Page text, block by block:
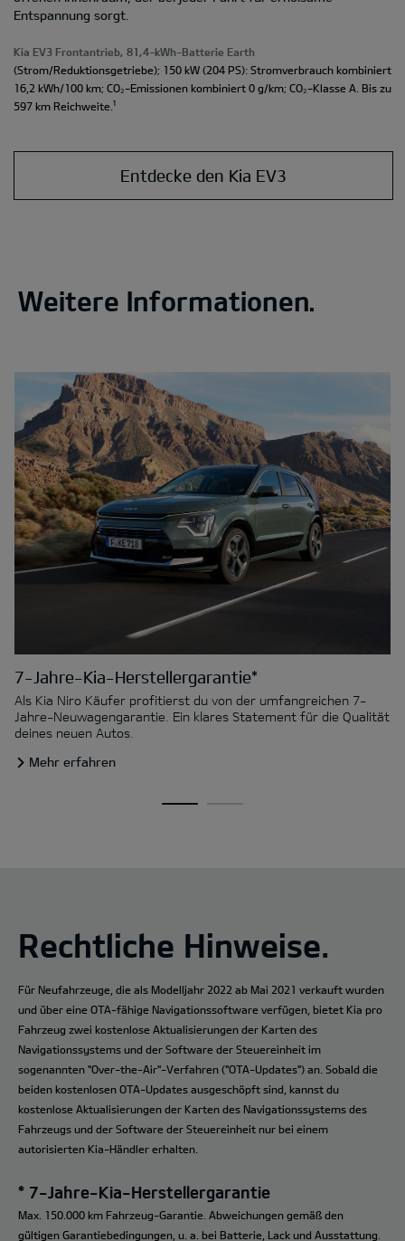
Entspannung sorgt.
Kia EV3 Frontantrieb, 81,4-kWh-Batterie Earth
(Strom/Reduktionsgetriebe); 150 kW (204 PS): Stromverbrauch kombiniert
16,2 kWh/100 km; CO₂-Emissionen kombiniert 0 g/km; CO₂-Klasse A. Bis zu
597 km Reichweite. ¹
Entdecke den Kia EV3
Weitere Informationen.
7-Jahre-Kia-Herstellergarantie*
Als Kia Niro Käufer profitierst du von der umfangreichen 7-
Jahre-Neuwagengarantie. Ein klares Statement für die Qualität
deines neuen Autos.
Mehr erfahren
Rechtliche Hinweise.
Für Neufahrzeuge, die als Modelljahr 2022 ab Mai 2021 verkauft wurden
und über eine OTA-fähige Navigationssoftware verfügen, bietet Kia pro
Fahrzeug zwei kostenlose Aktualisierungen der Karten des
Navigationssystems und der Software der Steuereinheit im
sogenannten "Over-the-Air"-Verfahren ("OTA-Updates") an. Sobald die
beiden kostenlosen OTA-Updates ausgeschöpft sind, kannst du
kostenlose Aktualisierungen der Karten des Navigationssystems des
Fahrzeugs und der Software der Steuereinheit nur bei einem
autorisierten Kia-Händler erhalten.
* 7-Jahre-Kia-Herstellergarantie
Max. 150.000 km Fahrzeug-Garantie. Abweichungen gemäß den
gültigen Garantiebedingungen, u. a. bei Batterie, Lack und Ausstattung.